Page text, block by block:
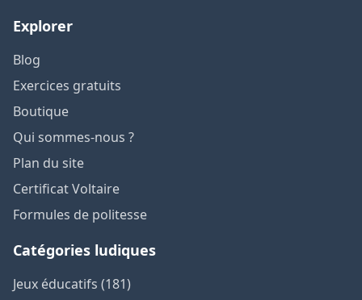
Explorer
Blog
Exercices gratuits
Boutique
Qui sommes-nous ?
Plan du site
Certificat Voltaire
Formules de politesse
Catégories ludiques
Jeux éducatifs (181)